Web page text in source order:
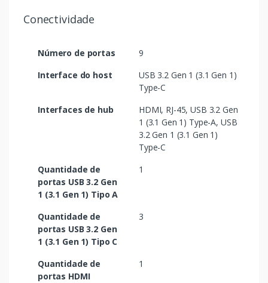
Conectividade
Número de portas
9
Interface do host
USB 3.2 Gen 1 (3.1 Gen 1)
Type-C
Interfaces de hub
HDMI, RJ-45, USB 3.2 Gen
1 (3.1 Gen 1) Type-A, USB
3.2 Gen 1 (3.1 Gen 1)
Type-C
Quantidade de
portas USB 3.2 Gen
1 (3.1 Gen 1) Tipo A
1
Quantidade de
portas USB 3.2 Gen
1 (3.1 Gen 1) Tipo C
3
Quantidade de
portas HDMI
1